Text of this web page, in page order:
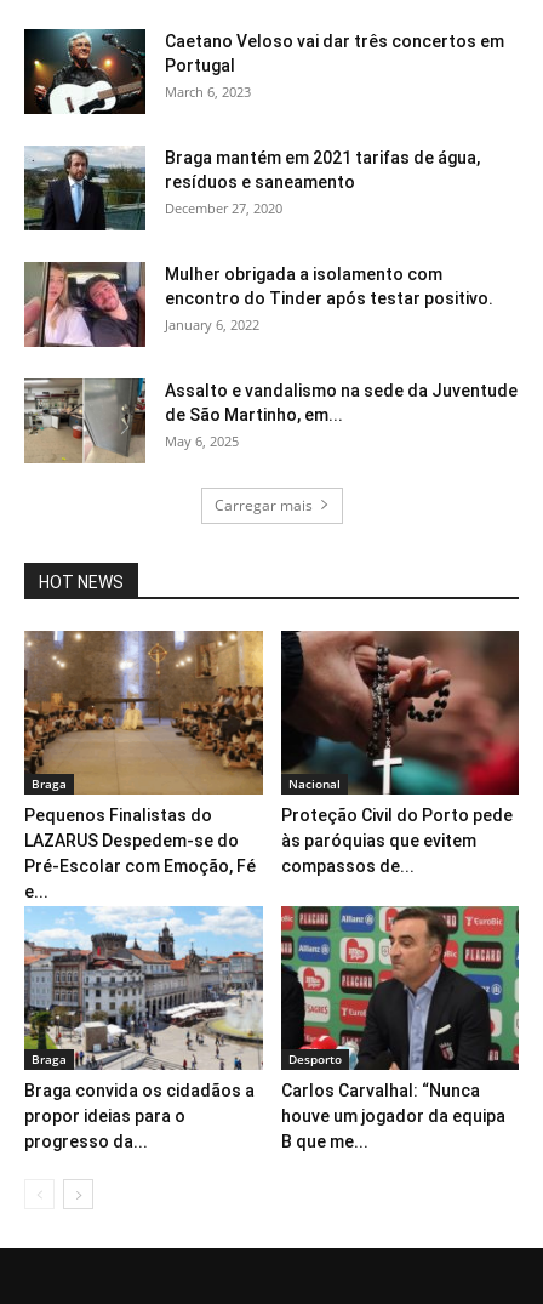
Caetano Veloso vai dar três concertos em
Portugal
March 6, 2023
Braga mantém em 2021 tarifas de água,
resíduos e saneamento
December 27, 2020
Mulher obrigada a isolamento com
encontro do Tinder após testar positivo.
January 6, 2022
Assalto e vandalismo na sede da Juventude
de São Martinho, em...
May 6, 2025
Carregar mais
HOT NEWS
Braga
Pequenos Finalistas do
LAZARUS Despedem-se do
Pré-Escolar com Emoção, Fé
e...
Nacional
Proteção Civil do Porto pede
às paróquias que evitem
compassos de...
Braga
Braga convida os cidadãos a
propor ideias para o
progresso da...
Desporto
Carlos Carvalhal: “Nunca
houve um jogador da equipa
B que me...